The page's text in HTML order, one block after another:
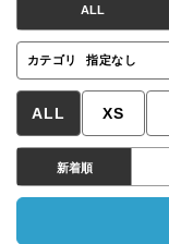
ALL
カテゴリ 指定なし
ALL XS
新着順